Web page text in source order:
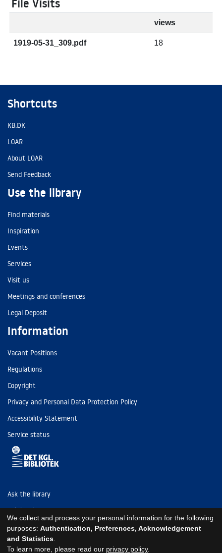
File Visits
views
1919-05-31_309.pdf 18
Shortcuts
KB.DK
LOAR
About LOAR
Send Feedback
Use the library
Find materials
Inspiration
Events
Services
Visit us
Meetings and conferences
Legal Deposit
Information
Vacant Positions
Regulations
Copyright
Privacy and Personal Data Protection Policy
Accessibility Statement
Service status
Ask the library
Tel: (+45) 3347 4747
kb@kb.dk
EAN: 5798000795297
We collect and process your personal information for the following
purposes: Authentication, Preferences, Acknowledgement
and Statistics
To learn more, please read our privacy policy.